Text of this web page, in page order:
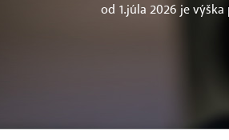
od 1.júla 2026 je